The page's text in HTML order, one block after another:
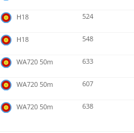
H18 524
H18 548
WA720 50m 633
WA720 50m 607
WA720 50m 638